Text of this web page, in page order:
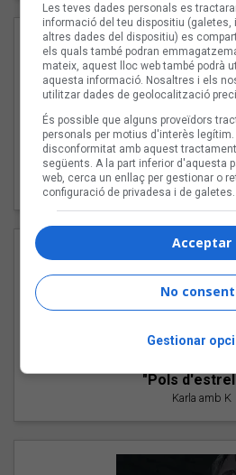
"Les
94 Rules amb
"Pols
Karla amb K
Les teves dades personals es
informació del teu dispositiu (galetes,
altres dades del dispositiu) es
els quals també podran
mateix, aquest lloc web també podrà
aquesta informació. Nosaltres i els
utilitzar dades de geolocalització
És possible que alguns proveïdors
personals per motius d'interès
disconformitat amb aquest
següents. A la part inferior d'aquesta
web, cerca un enllaç per gestionar o
configuració de privadesa i de galetes.
Acceptar
No
Gestionar